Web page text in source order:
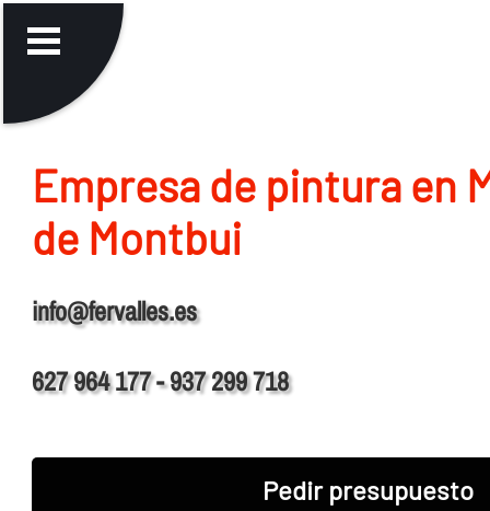
Empresa de pintura en
de Montbui
info@fervalles.es
627 964 177 - 937 299 718
Pedir presupuesto